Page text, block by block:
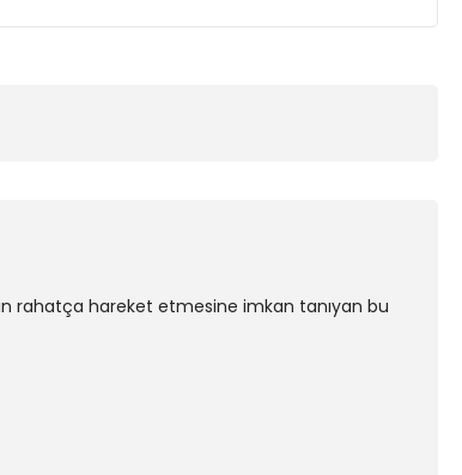
rahatça hareket etmesine imkan tanıyan bu